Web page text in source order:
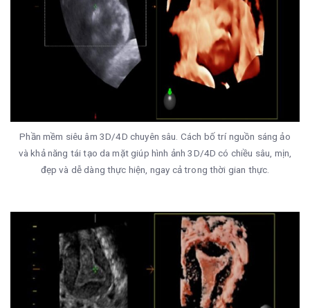
Phần mềm siêu âm 3D/4D chuyên sâu. Cách bố trí nguồn sáng ảo
và khả năng tái tạo da mặt giúp hình ảnh 3D/4D có chiều sâu, mịn,
đẹp và dễ dàng thực hiện, ngay cả trong thời gian thực.